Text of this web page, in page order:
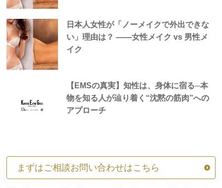
日本人女性が「ノーメイクで外出できな
い」理由は？ —―女性メイク vs 男性メ
イク
【EMSの真実】知性は、身体に宿る─本
物を知る人が辿り着く“沈黙の筋肉”への
アプローチ
まずはご相談お問い合わせはこちら